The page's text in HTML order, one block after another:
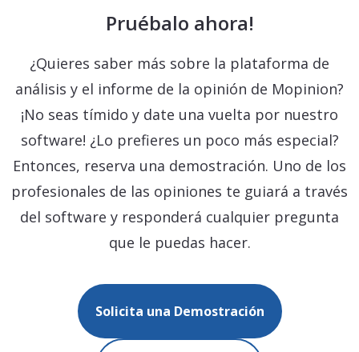
Pruébalo ahora!
¿Quieres saber más sobre la plataforma de
análisis y el informe de la opinión de Mopinion?
¡No seas tímido y date una vuelta por nuestro
software! ¿Lo prefieres un poco más especial?
Entonces, reserva una demostración. Uno de los
profesionales de las opiniones te guiará a través
del software y responderá cualquier pregunta
que le puedas hacer.
Solicita una Demostración